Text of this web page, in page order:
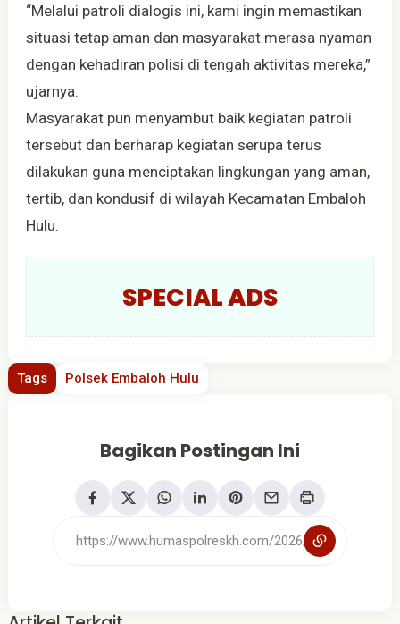
“Melalui patroli dialogis ini, kami ingin memastikan
situasi tetap aman dan masyarakat merasa nyaman
dengan kehadiran polisi di tengah aktivitas mereka,”
ujarnya.
Masyarakat pun menyambut baik kegiatan patroli
tersebut dan berharap kegiatan serupa terus
dilakukan guna menciptakan lingkungan yang aman,
tertib, dan kondusif di wilayah Kecamatan Embaloh
Hulu.
SPECIAL ADS
Tags Polsek Embaloh Hulu
Bagikan Postingan Ini